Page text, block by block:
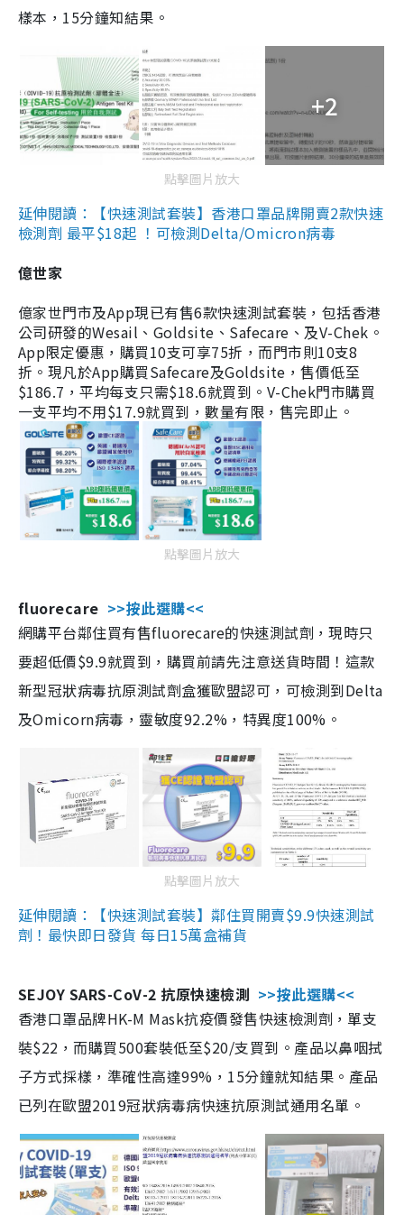
樣本，15分鐘知結果。
+2
點擊圖片放大
延伸閱讀：【快速測試套裝】香港口罩品牌開賣2款快速
檢測劑 最平$18起 ！可檢測Delta/Omicron病毒
億世家
億家世門市及App現已有售6款快速測試套裝，包括香港
公司研發的Wesail、Goldsite、Safecare、及V-Chek。
App限定優惠，購買10支可享75折，而門市則10支8
折。現凡於App購買Safecare及Goldsite，售價低至
$186.7，平均每支只需$18.6就買到。V-Chek門市購買
一支平均不用$17.9就買到，數量有限，售完即止。
點擊圖片放大
fluorecare >>按此選購<<
網購平台鄰住買有售fluorecare的快速測試劑，現時只
要超低價$9.9就買到，購買前請先注意送貨時間！這款
新型冠狀病毒抗原測試劑盒獲歐盟認可，可檢測到Delta
及Omicorn病毒，靈敏度92.2%，特異度100%。
點擊圖片放大
延伸閱讀：【快速測試套裝】鄰住買開賣$9.9快速測試
劑！最快即日發貨 每日15萬盒補貨
SEJOY SARS-CoV-2 抗原快速檢測 >>按此選購<<
香港口罩品牌HK-M Mask抗疫價發售快速檢測劑，單支
裝$22，而購買500套裝低至$20/支買到。產品以鼻咽拭
子方式採樣，準確性高達99%，15分鐘就知結果。產品
已列在歐盟2019冠狀病毒病快速抗原測試通用名單。